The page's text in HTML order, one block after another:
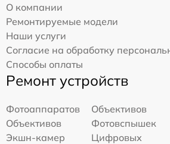
О компании
Ремонтируемые модели
Наши услуги
Согласие на обработку
Способы оплаты
Ремонт устройств
Фотоаппаратов
Объективов
Объективов
Фотовспышек
Экшн-камер
Цифровых